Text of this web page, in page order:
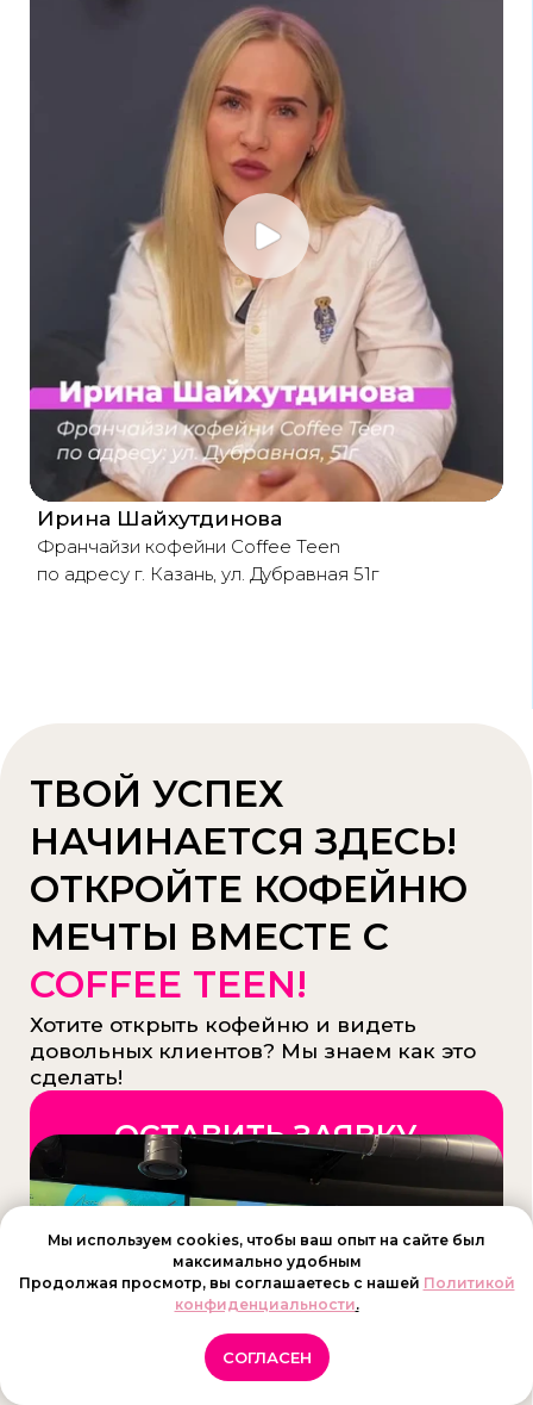
Мы используем cookies, чтобы ваш опыт на сайте был
максимально удобным
Продолжая просмотр, вы соглашаетесь с нашей Политикой
конфиденциальности.
СОГЛАСЕН